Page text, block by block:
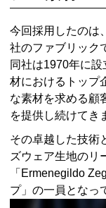
今回採用したのは
社のファブリック
同社は1970年に
材におけるトップ
な素材を求める顧
を提供し続けてき
その卓越した技術
ズウェア生地のリ
「Ermenegildo
プ」の一員となっ